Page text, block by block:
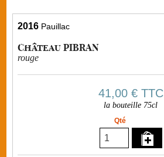
2016 Pauillac
Château PIBRAN
rouge
41,00 €TTC
la bouteille 75cl
Qté